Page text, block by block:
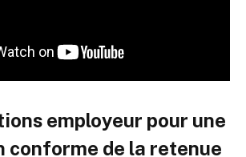
employeur pour une
conforme de la retenue